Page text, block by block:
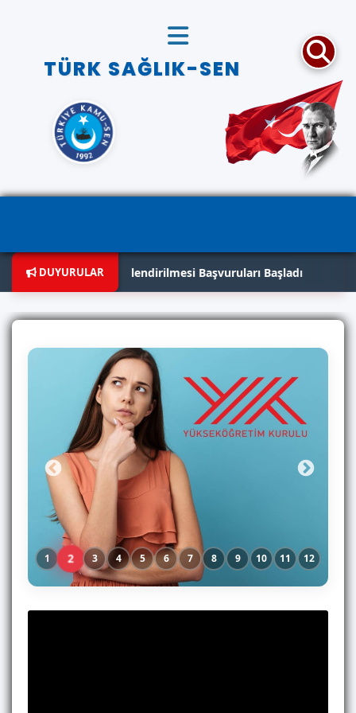
TÜRK SAĞLIK-SEN
DUYURULAR
Yılı Hac Görevlendirilmesi Başvuruları Başladı ✨ 2026 Yılı
1 2 3 4 5 6 7 8 9 10 11 12